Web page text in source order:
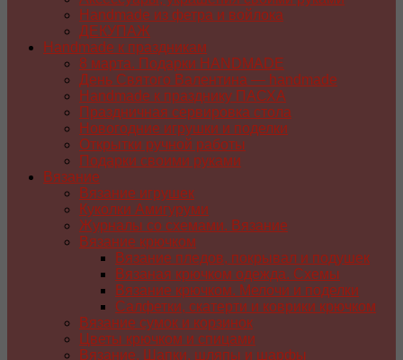
Handmade из фетра и войлока
ДЕКУПАЖ
Handmade к праздникам
8 марта. Подарки HANDMADE
День Святого Валентина — handmade
Handmade к празднику ПАСХA
Праздничная сервировка стола
Новогодние игрушки и поделки
Открытки ручной работы
Подарки своими руками
Вязание
Вязание игрушек
Куколки Амигуруми
Журналы со схемами. Вязание
Вязание крючком
Вязание пледов, покрывал и подушек
Вязаная крючком одежда. Схемы
Вязание крючком. Мелочи и поделки
Салфетки, скатерти и коврики крючком
Вязание сумок и корзинок
Цветы крючком и спицами
Вязание. Шапки, шляпы и шарфы